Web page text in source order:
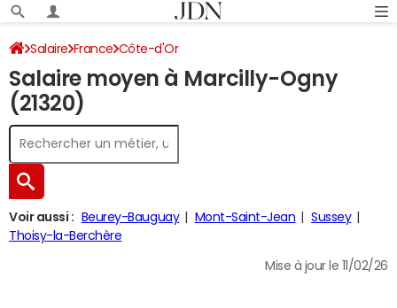
Salaire France Côte-d'Or
Salaire moyen à Marcilly-Ogny
(21320)
Voir aussi : Beurey-Bauguay Mont-Saint-Jean
Sussey
Thoisy-la-Berchère
Mise à jour le 11/02/26